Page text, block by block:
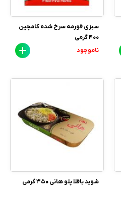
سبزی قورمه سرخ شده کامچین
400 گرمی
ناموجود
شوید باقلا پلو هانی 350 گرمی